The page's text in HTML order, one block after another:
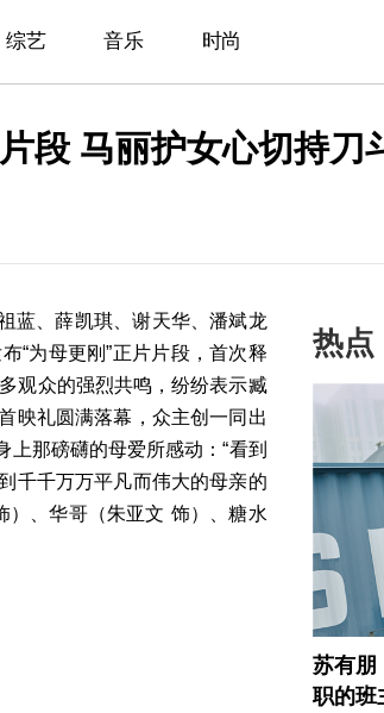
综艺 音乐 时尚
段 马丽护女心切持刀
蓝、薛凯琪、谢天华、潘斌龙
“为母更刚”正片片段，首次释
观众的强烈共鸣，纷纷表示臧
映礼圆满落幕，众主创一同出
上那磅礴的母爱所感动：“看到
千千万万平凡而伟大的母亲的
、华哥（朱亚文 饰） 、糖水
热点
苏有朋
职的班